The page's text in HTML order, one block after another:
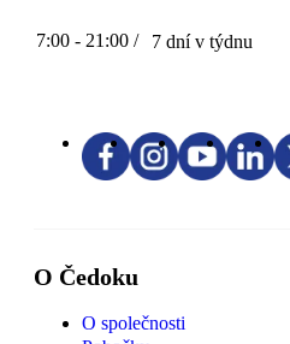
7:00 - 21:00 / 7 dní v týdnu
O Čedoku
O společnosti